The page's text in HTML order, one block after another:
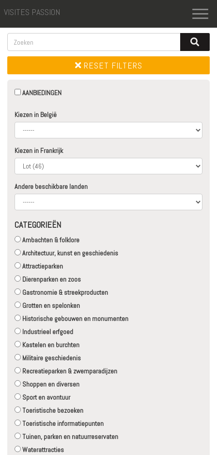
VISITES PASSION
RESET FILTERS
AANBIEDINGEN
Kiezen in België
Kiezen in Frankrijk
Andere beschikbare landen
CATEGORIEËN
Ambachten & folklore
Architectuur, kunst en geschiedenis
Attractieparken
Dierenparken en zoos
Gastronomie & streekproducten
Grotten en spelonken
Historische gebouwen en monumenten
Industrieel erfgoed
Kastelen en burchten
Militaire geschiedenis
Recreatieparken & zwemparadijzen
Shoppen en diversen
Sport en avontuur
Toeristische bezoeken
Toeristische informatiepunten
Tuinen, parken en natuurreservaten
Waterattracties